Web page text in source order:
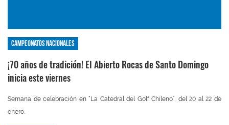
Campeonatos nacionales
¡70 años de tradición! El Abierto Rocas de Santo Domingo
inicia este viernes
Semana de celebración en “La Catedral del Golf Chileno”, del 20 al 22 de
enero.